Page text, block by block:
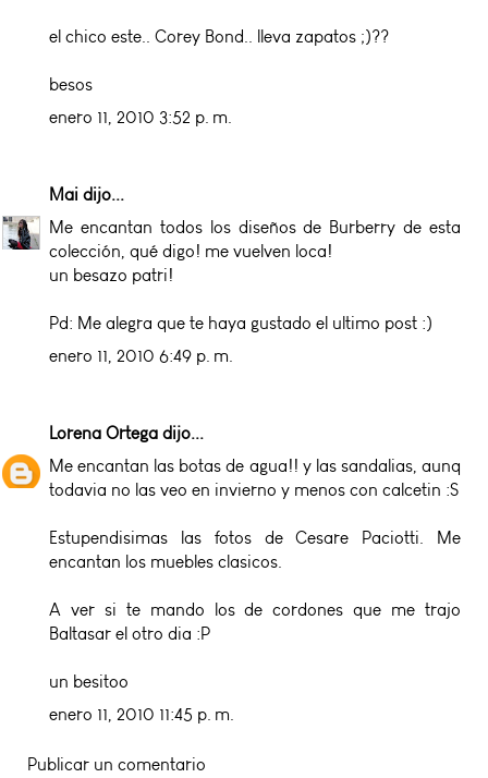
el chico este.. Corey Bond.. lleva zapatos ;)??
besos
enero 11, 2010 3:52 p. m.
Mai dijo...
Me encantan todos los diseños de Burberry de esta
colección, qué digo! me vuelven loca!
un besazo patri!
Pd: Me alegra que te haya gustado el ultimo post :)
enero 11, 2010 6:49 p. m.
Lorena Ortega dijo...
Me encantan las botas de agua!! y las sandalias, aunq
todavia no las veo en invierno y menos con calcetin :S
Estupendisimas las fotos de Cesare Paciotti. Me
encantan los muebles clasicos.
A ver si te mando los de cordones que me trajo
Baltasar el otro dia :P
un besitoo
enero 11, 2010 11:45 p. m.
Publicar un comentario